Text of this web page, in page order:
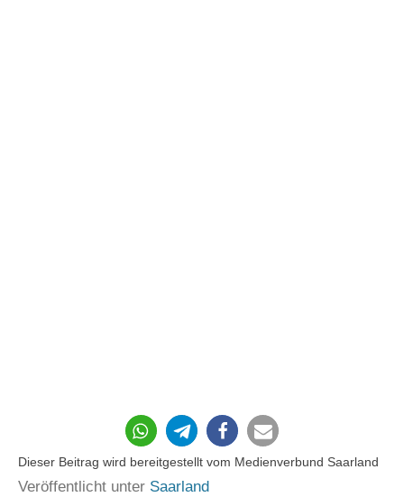
176
Dieser Beitrag wird bereitgestellt vom Medienverbund Saarland
Veröffentlicht unter Saarland